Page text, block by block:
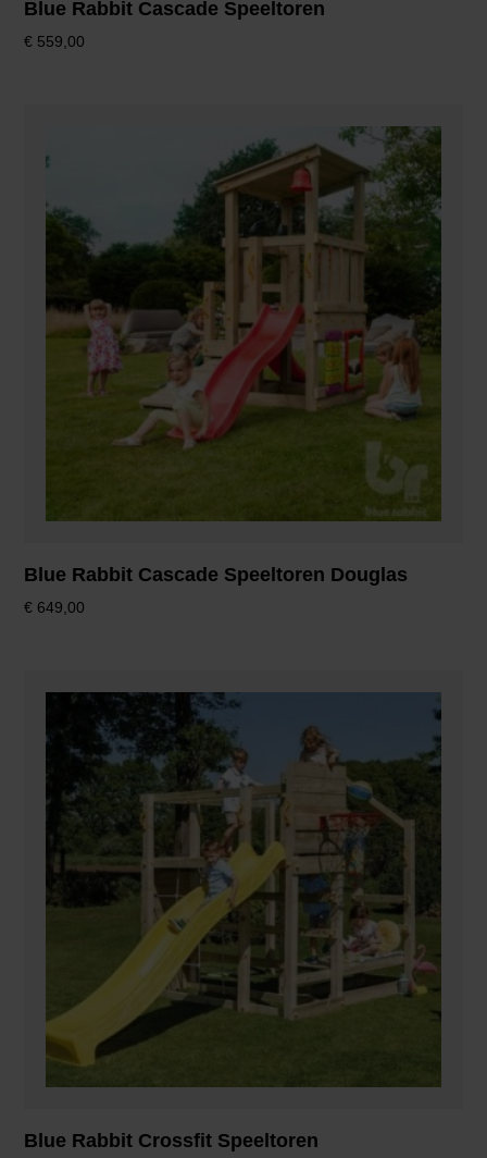
Blue Rabbit Cascade Speeltoren
€ 559,00
Blue Rabbit Cascade Speeltoren Douglas
€ 649,00
Blue Rabbit Crossfit Speeltoren